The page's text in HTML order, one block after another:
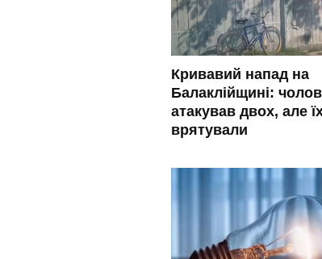
Кривавий напад на
Балаклійщині:
атакував двох, але
врятували